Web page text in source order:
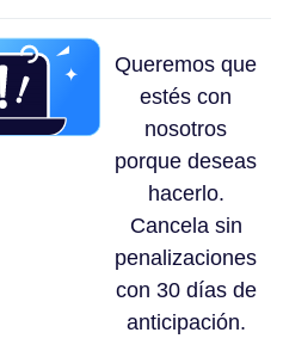
Queremos que
estés con
nosotros
porque deseas
hacerlo.
Cancela sin
penalizaciones
con 30 días de
anticipación.